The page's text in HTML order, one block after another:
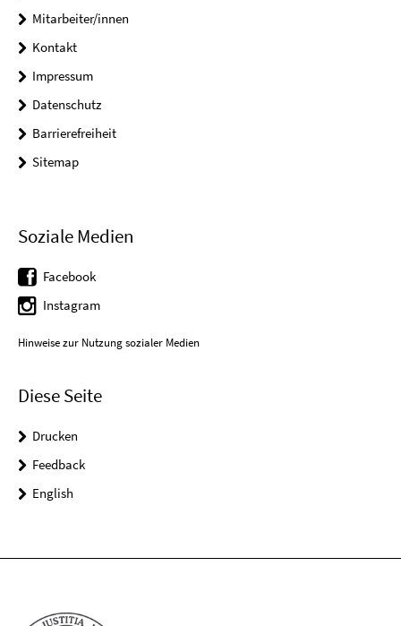
Mitarbeiter/innen
Kontakt
Impressum
Datenschutz
Barrierefreiheit
Sitemap
Soziale Medien
Facebook
Instagram
Hinweise zur Nutzung sozialer Medien
Diese Seite
Drucken
Feedback
English